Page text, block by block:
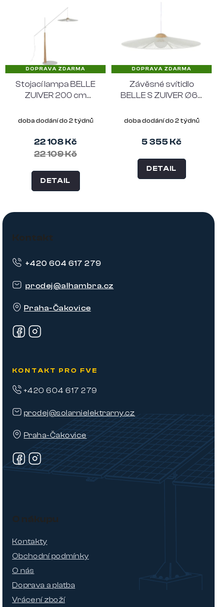
DOPRAVA ZDARMA
Stojací lampa BELLE
ZUIVER 200 cm
doba dodání do 2 týdnů
22 108 Kč
22 109 Kč
DETAIL
DOPRAVA ZDARMA
Závěsné svítidlo
BELLE S ZUIVER ∅65
doba dodání do 2 týdnů
5 355 Kč
DETAIL
Z
Kontakt
prodej@alhambra.cz
Praha-Čakovice
+420 604 617 279
KONTAKT PRO FVE
prodej@solarnielektrarny.cz
Praha-Čakovice
+420 604 617 279
O nákupu
Kontakty
Obchodní podmínky
O nás
Doprava a platba
Vrácení zboží